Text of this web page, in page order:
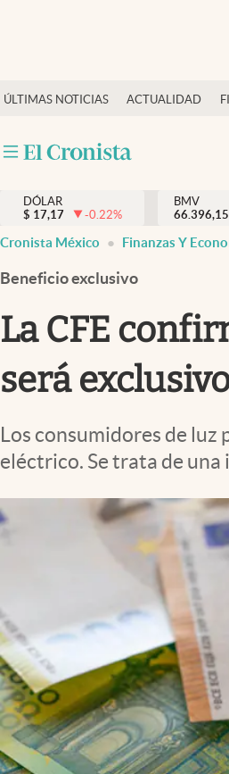
ÚLTIMAS NOTICIAS ACTUALIDAD
Actualidad
Internacionales
Opinión
Brand Strategy
Vida y estilo
Tv
Espiritualidad
abre en nueva pestaña
DÓLAR
$ 17,17 -0.22%
BMV
66.396,15
Cronista México Finanzas Y
Beneficio exclusivo
La CFE
será
Los consumidores de luz
eléctrico. Se trata de